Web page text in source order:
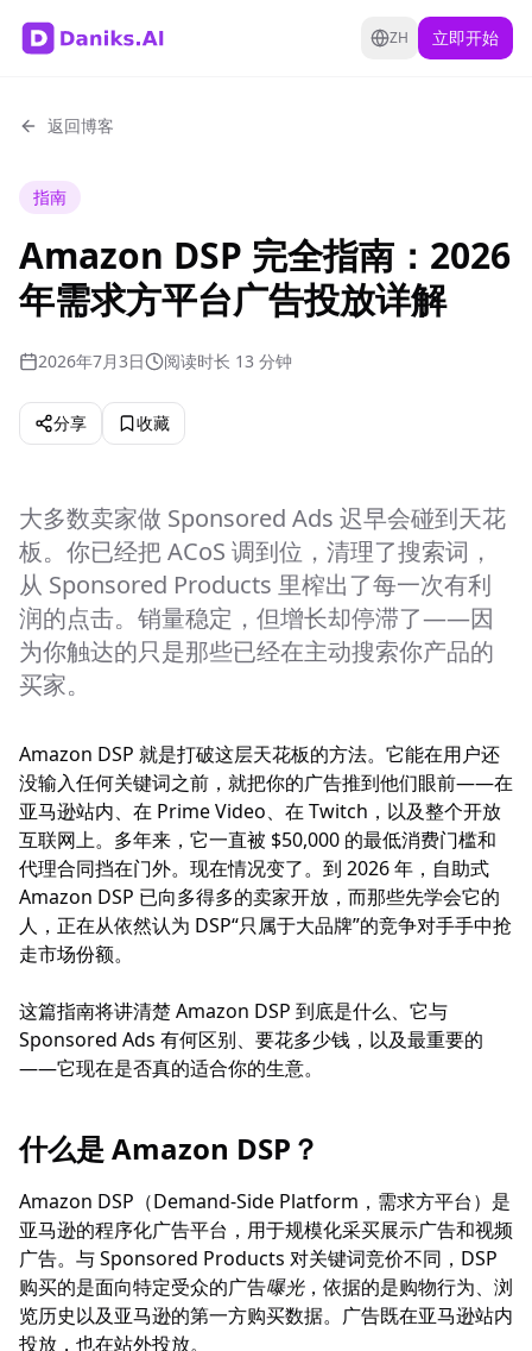
ZH 立即开始
返回博客
指南
Amazon DSP 完全指南：2026
年需求方平台广告投放详解
2026年7月3日 阅读时长 13 分钟
分享 收藏
大多数卖家做 Sponsored Ads 迟早会碰到天花
板。你已经把 ACoS 调到位，清理了搜索词，
从 Sponsored Products 里榨出了每一次有利
润的点击。销量稳定，但增长却停滞了——因
为你触达的只是那些已经在主动搜索你产品的
买家。
Amazon DSP 就是打破这层天花板的方法。它能在用户还
没输入任何关键词之前，就把你的广告推到他们眼前——在
亚马逊站内、在 Prime Video、在 Twitch，以及整个开放
互联网上。多年来，它一直被 $50,000 的最低消费门槛和
代理合同挡在门外。现在情况变了。到 2026 年，自助式
Amazon DSP 已向多得多的卖家开放，而那些先学会它的
人，正在从依然认为 DSP“只属于大品牌”的竞争对手手中抢
走市场份额。
这篇指南将讲清楚 Amazon DSP 到底是什么、它与
Sponsored Ads 有何区别、要花多少钱，以及最重要的
——它现在是否真的适合你的生意。
什么是 Amazon DSP？
Amazon DSP（Demand-Side Platform，需求方平台）是
亚马逊的程序化广告平台，用于规模化采买展示广告和视频
广告。与 Sponsored Products 对关键词竞价不同，DSP
购买的是面向特定受众的广告曝光，依据的是购物行为、浏
览历史以及亚马逊的第一方购买数据。广告既在亚马逊站内
投放，也在站外投放。